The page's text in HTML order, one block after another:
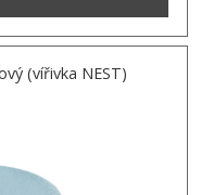
(vířivka NEST)